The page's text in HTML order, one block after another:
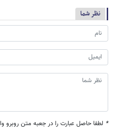
نظر شما
* لطفا حاصل عبارت را در جعبه متن روبرو